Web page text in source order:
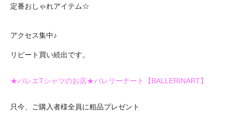
定番おしゃれアイテム☆
アクセス集中♪
リピート買い続出です。
★バレエTシャツのお店★バレリーナート【BALLERINART】
只今、ご購入者様全員に粗品プレゼント